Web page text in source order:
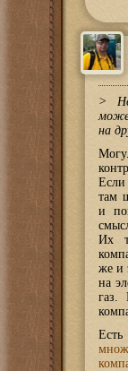
>
на
Если
там
и
Их
же и
на
газ.